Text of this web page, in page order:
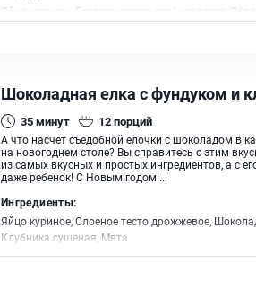
Яйцо куриное, Бездрожжевое слоёное тесто,
Шоколадная елка с фундуком и
35минут 12порций
А что насчет съедобной елочки с шоколадом в
на новогоднем столе? Вы справитесь с этим
из самых вкусных и простых ингредиентов, а с
даже ребенок! С Новым годом!...
Ингредиенты:
Яйцо куриное, Слоеное тесто дрожжевое,
Клубника сушеная, Мята